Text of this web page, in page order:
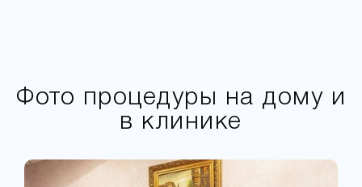
Фото процедуры на дому и
в клинике